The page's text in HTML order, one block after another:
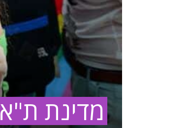
מדינת ת"א